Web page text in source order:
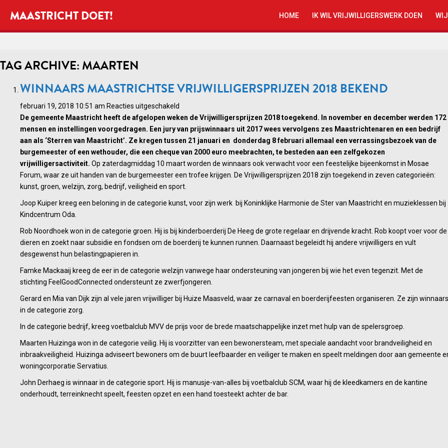
MAASTRICHT DOET! HOME IK WIL VRIJWILLIGERSWERK DOEN
TAG ARCHIVE: MAARTEN
WINNAARS MAASTRICHTSE VRIJWILLIGERSPRIJZEN 2018 BEKEND
februari 19, 2018 10:51 am Reacties uitgeschakeld
Winnaars
Maastrichtse
Vrijwilligersprijzen
2018
bekend
De gemeente Maastricht heeft de afgelopen weken de Vrijwilligersprijzen 2018 toegekend. In november en december werden 172
mensen en instellingen voorgedragen. Een jury van prijswinnaars uit 2017 wees vervolgens zes Maastrichtenaren en een bedrijf
aan als ‘Sterren van Maastricht’. Ze kregen tussen 21 januari en donderdag 8 februari allemaal een verrassingsbezoek van de
burgemeester of een wethouder, die een cheque van 2000 euro meebrachten, te besteden aan een zelfgekozen
vrijwilligersactiviteit. Op zaterdagmiddag 10 maart worden de winnaars ook verwacht voor een feestelijke bijeenkomst in Mosae
Forum, waar ze uit handen van de burgemeester een trofee krijgen. De Vrijwilligersprijzen 2018 zijn toegekend in zeven categorieën:
kunst, groen, welzijn, zorg, bedrijf, veiligheid en sport.
Joop Kuiper kreeg een beloning in de categorie kunst, voor zijn werk bij Koninklijke Harmonie de Ster van Maastricht en muzieklessen bij
Kindcentrum Oda.
Rob Noordhoek won in de categorie groen. Hij is bij kinderboerderij De Heeg de grote regelaar en drijvende kracht. Rob koopt voer voor de
dieren en zoekt naar subsidie en fondsen om de boerderij te kunnen runnen. Daarnaast begeleidt hij andere vrijwilligers en vult
desgewenst hun belastingpapieren in.
Famke Mackaaij kreeg de eer in de categorie welzijn vanwege haar ondersteuning van jongeren bij wie het even tegenzit. Met de
stichting FeelGoodConnected ondersteunt ze zwerfjongeren.
Gerard en Mia van Dijk zijn al vele jaren vrijwilliger bij Huize Maasveld, waar ze carnaval en boerderijfeesten organiseren. Ze zijn winnaars
in de categorie zorg.
In de categorie bedrijf, kreeg voetbalclub MVV de prijs voor de brede maatschappelijke inzet met hulp van de spelersgroep.
Maarten Huizinga won in de categorie veilig. Hij is voorzitter van een bewonersteam, met speciale aandacht voor brandveiligheid en
inbraakveiligheid. Huizinga adviseert bewoners om de buurt leefbaarder en veiliger te maken en speelt meldingen door aan gemeente
woningcorporatie Servatius.
John Derhaeg is winnaar in de categorie sport. Hij is manusje-van-alles bij voetbalclub SCM, waar hij de kleedkamers en de kantine
onderhoudt, terreinknecht speelt, feesten opzet en een hand toesteekt achter de bar.